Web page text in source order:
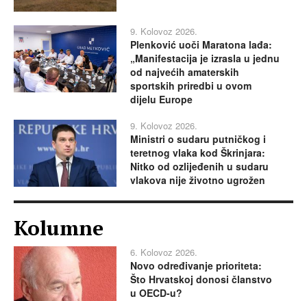
9. Kolovoz 2026.
Plenković uoči Maratona lađa:
„Manifestacija je izrasla u jednu
od najvećih amaterskih
sportskih priredbi u ovom
dijelu Europe
9. Kolovoz 2026.
Ministri o sudaru putničkog i
teretnog vlaka kod Škrinjara:
Nitko od ozlijeđenih u sudaru
vlakova nije životno ugrožen
Kolumne
6. Kolovoz 2026.
Novo određivanje prioriteta:
Što Hrvatskoj donosi članstvo
u OECD-u?